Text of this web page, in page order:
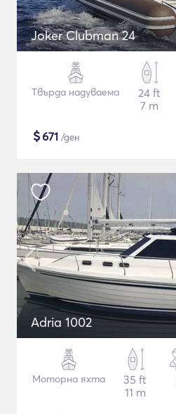
Joker Clubman 24
Твърда надуваема
24 ft
7 m
$671 /ден
Adria 1002
Моторна яхта
35 ft
11 m